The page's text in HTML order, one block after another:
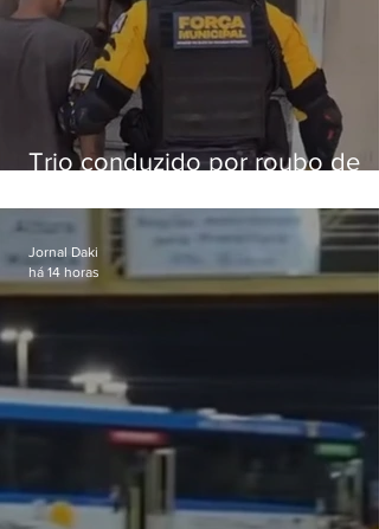
Trio conduzido por roubo de
passagens
Jornal Daki
há 14 horas